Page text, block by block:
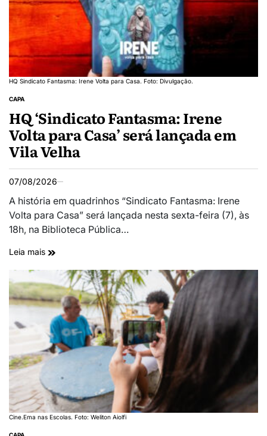
HQ Sindicato Fantasma: Irene Volta para Casa. Foto: Divulgação.
CAPA
HQ ‘Sindicato Fantasma: Irene
Volta para Casa’ será lançada em
Vila Velha
07/08/2026
A história em quadrinhos “Sindicato Fantasma: Irene
Volta para Casa” será lançada nesta sexta-feira (7), às
18h, na Biblioteca Pública…
Leia mais
Cine.Ema nas Escolas. Foto: Weliton Aiolfi